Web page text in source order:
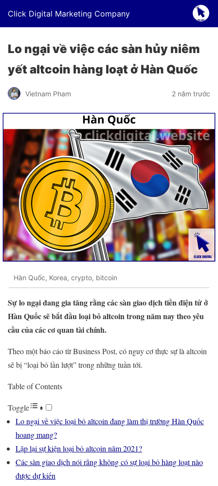
Click Digital Marketing Company
Lo ngại về việc các sàn hủy niêm
yết altcoin hàng loạt ở Hàn Quốc
Vietnam Pham 2 năm trước
Hàn Quốc, Korea, crypto, bitcoin
Sự lo ngại đang gia tăng rằng các sàn giao dịch tiền điện tử ở
Hàn Quốc sẽ bắt đầu loại bỏ altcoin trong năm nay theo yêu
cầu của các cơ quan tài chính.
Theo một báo cáo từ Business Post, có nguy cơ thực sự là altcoin
sẽ bị “loại bỏ lần lượt” trong những tuần tới.
Table of Contents
Toggle
Lo ngại về việc loại bỏ altcoin đang làm thị trường Hàn Quốc
hoang mang?
Lặp lại sự kiện loại bỏ altcoin năm 2021?
Các sàn giao dịch nói rằng không có sự loại bỏ hàng loạt nào
được dự kiến